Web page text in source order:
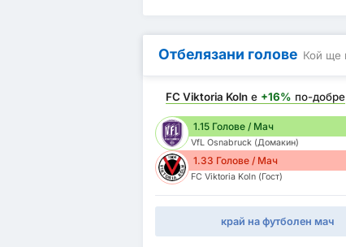
Отбелязани голове Кой ще
FC Viktoria Koln е +16% по-добре
1.15 Голове / Мач
VfL Osnabruck (Домакин)
1.33 Голове / Мач
FC Viktoria Koln (Гост)
край на футболен мач